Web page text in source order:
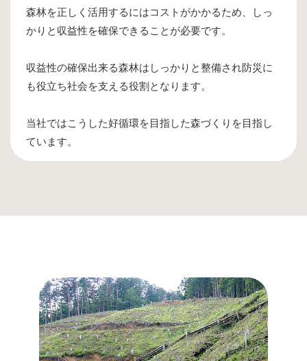
森林を正しく活用するにはコストがかかるため、しっ
かりと収益性を確保できることが必要です。
収益性の確保出来る森林はしっかりと整備され防災に
も役立ち社会を支える役割となります。
当社ではこうした好循環を目指した森づくりを目指し
ています。